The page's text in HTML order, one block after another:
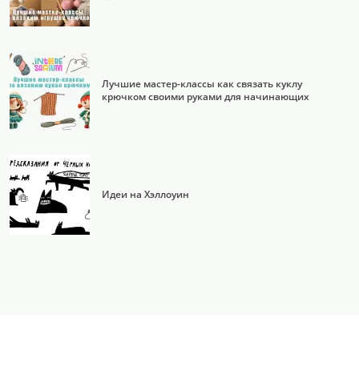
Лучшие мастер-классы как связать куклу
крючком своими руками для начинающих
Идеи на Хэллоуин